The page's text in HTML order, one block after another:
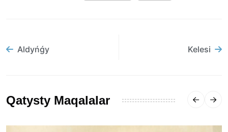
Aldyńǵy Kelesi
Qatysty Maqalalar